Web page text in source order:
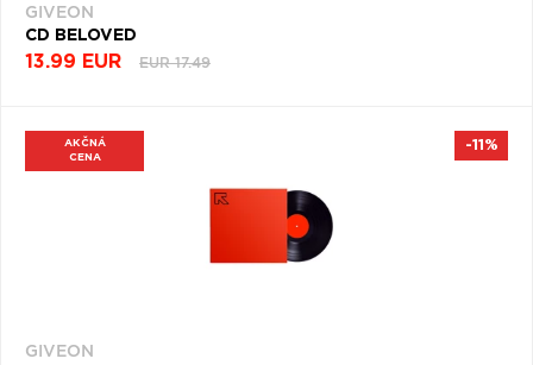
GIVEON
CD BELOVED
13.99 EUR EUR 17.49
AKČNÁ
CENA
GIVEON
-11%